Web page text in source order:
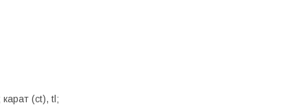
карат (ct), tl;